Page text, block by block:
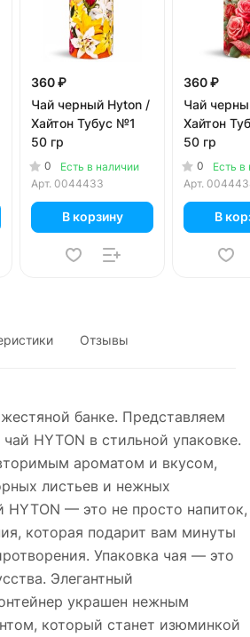
360 ₽
Чай черный Hyton /
Хайтон Тубус №1
50 гр
0
Есть в наличии
Арт. 0044433
В корзину
360 ₽
Чай
Хайтон
50 гр
0
Есть в
Арт.
В
Отзывы
банке. Представляем
HYTON в стильной упаковке.
ароматом и вкусом,
листьев и нежных
HYTON — это не просто напиток,
которая подарит вам минуты
Упаковка чая — это
Элегантный
украшен нежным
который станет изюминкой